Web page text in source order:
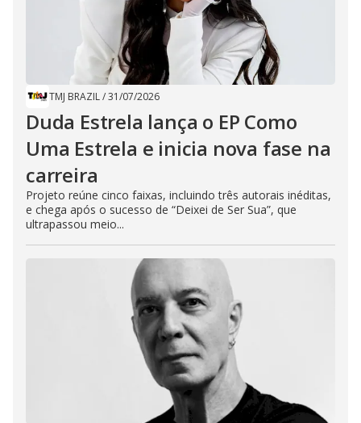
TMJ BRAZIL/31/07/2026
Duda Estrela lança o EP Como
Uma Estrela e inicia nova fase na
carreira
Projeto reúne cinco faixas, incluindo três autorais inéditas,
e chega após o sucesso de “Deixei de Ser Sua”, que
ultrapassou meio...